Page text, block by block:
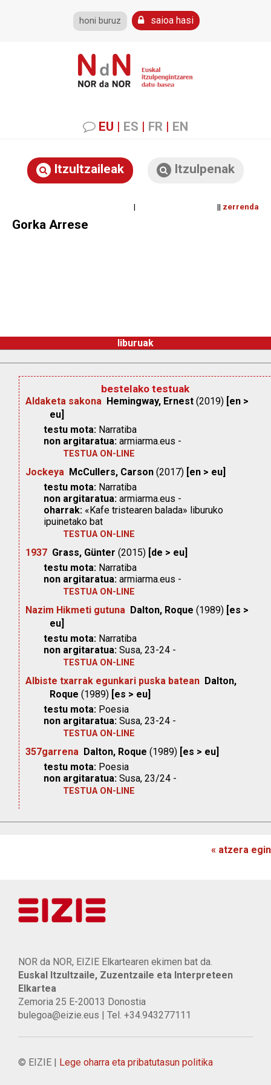
honi buruz saioa hasi
EU | ES | FR | EN
Itzultzaileak Itzulpenak
| || zerrenda
Gorka Arrese
liburuak
bestelako testuak
Aldaketa sakona Hemingway, Ernest (2019) [en >
eu]
testu mota: Narratiba
non argitaratua: armiarma.eus -
TESTUA ON-LINE
Jockeya McCullers, Carson (2017) [en > eu]
testu mota: Narratiba
non argitaratua: armiarma.eus -
oharrak: «Kafe tristearen balada» liburuko
ipuinetako bat
TESTUA ON-LINE
1937 Grass, Günter (2015) [de > eu]
testu mota: Narratiba
non argitaratua: armiarma.eus -
TESTUA ON-LINE
Nazim Hikmeti gutuna Dalton, Roque (1989) [es >
eu]
testu mota: Narratiba
non argitaratua: Susa, 23-24 -
TESTUA ON-LINE
Albiste txarrak egunkari puska batean Dalton,
Roque (1989) [es > eu]
testu mota: Poesia
non argitaratua: Susa, 23-24 -
TESTUA ON-LINE
357garrena Dalton, Roque (1989) [es > eu]
testu mota: Poesia
non argitaratua: Susa, 23/24 -
TESTUA ON-LINE
« atzera egin
NOR da NOR, EIZIE Elkartearen ekimen bat da.
Euskal Itzultzaile, Zuzentzaile eta Interpreteen
Elkartea
Zemoria 25 E-20013 Donostia
bulegoa@eizie.eus | Tel. +34.943277111
© EIZIE | Lege oharra eta pribatutasun politika